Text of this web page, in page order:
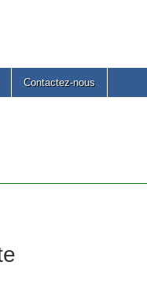
Contactez-nous